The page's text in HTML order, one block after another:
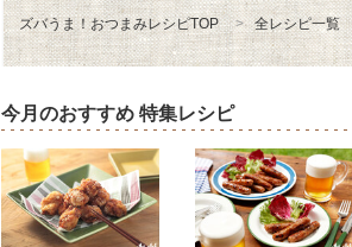
ズバうま！おつまみレシピTOP 全レシピ一覧
今月のおすすめ 特集レシピ